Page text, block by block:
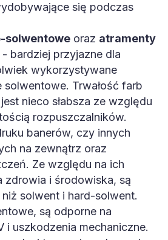
się podczas
solwentowe oraz atramenty
- bardziej przyjazne dla
wykorzystywane
solwentowe. Trwałość farb
nieco słabsza ze względu
rozpuszczalników.
banerów, czy innych
na zewnątrz oraz
Ze względu na ich
zdrowia i środowiska, są
solwent i hard-solwent.
są odporne na
i uszkodzenia mechaniczne.